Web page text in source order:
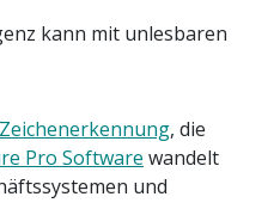
kann mit unlesbaren
, die
Pro Software wandelt
und